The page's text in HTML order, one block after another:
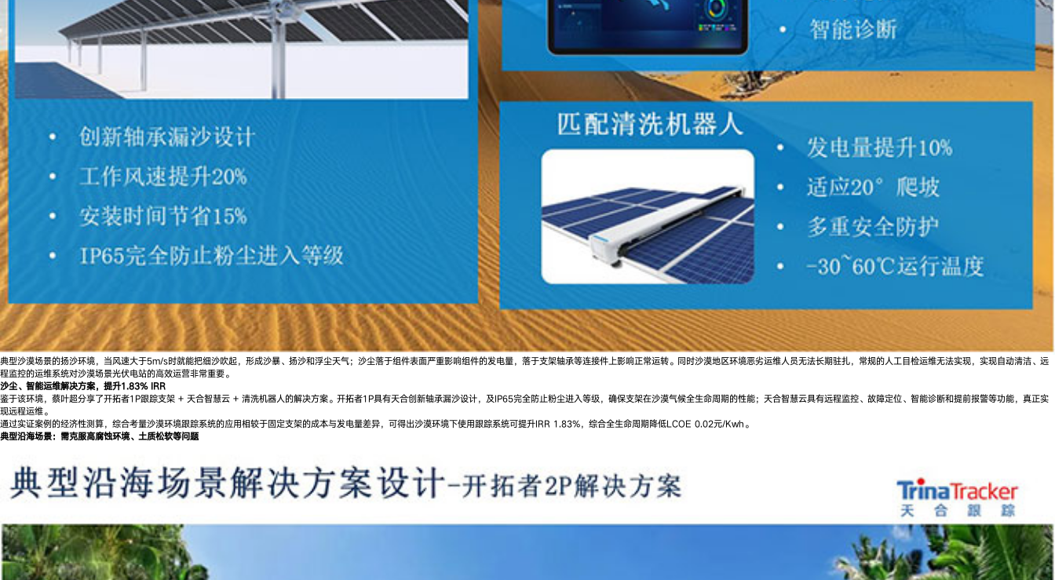
典型沙漠场景的扬沙环境，当风速大于5m/s时就能把细沙吹起，形成沙暴、扬沙和浮尘天气；沙尘落于组件表面严重影响组件的发电量，落于支架轴承等连接件上影响正常运转。同时沙漠地区环境恶劣运维人员无法长期驻扎，常规的人工目检运维无法实现，实现自动清洁、远
程监控的运维系统对沙漠场景光伏电站的高效运营非常重要。
沙尘、智能运维解决方案，提升1.83%IRR
鉴于该环境，蔡叶超分享了开拓者1P跟踪支架 + 天合智慧云 + 清洗机器人的解决方案。开拓者1P具有天合创新轴承漏沙设计，及IP65完全防止粉尘进入等级，确保支架在沙漠气候全生命周期的性能；天合智慧云具有远程监控、故障定位、智能诊断和提前报警等功能，真正实
现远程运维。
通过实证案例的经济性测算，综合考量沙漠环境跟踪系统的应用相较于固定支架的成本与发电量差异，可得出沙漠环境下使用跟踪系统可提升IRR 1.83%，综合全生命周期降低LCOE 0.02元/Kwh。
典型沿海场景：需克服高腐蚀环境、土质松软等问题